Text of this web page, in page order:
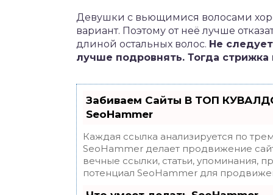
Девушки с вьющимися волосами
вариант. Поэтому от неё лучше
длиной остальных волос. Не
лучше подровнять. Тогда
Забиваем Сайты В ТОП
SeoHammer
Каждая ссылка анализируется по
SeoHammer делает продвижение
вечные ссылки, статьи, упоминания,
потенциал SeoHammer для